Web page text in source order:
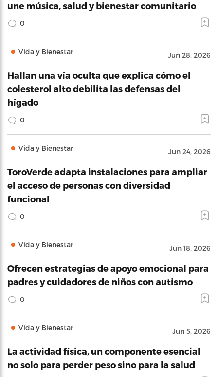
une música, salud y bienestar comunitario
0
Vida y Bienestar Jun 28, 2026
Hallan una vía oculta que explica cómo el
colesterol alto debilita las defensas del
hígado
0
Vida y Bienestar Jun 24, 2026
ToroVerde adapta instalaciones para ampliar
el acceso de personas con diversidad
funcional
0
Vida y Bienestar Jun 18, 2026
Ofrecen estrategias de apoyo emocional para
padres y cuidadores de niños con autismo
0
Vida y Bienestar Jun 5, 2026
La actividad física, un componente esencial
no solo para perder peso sino para la salud